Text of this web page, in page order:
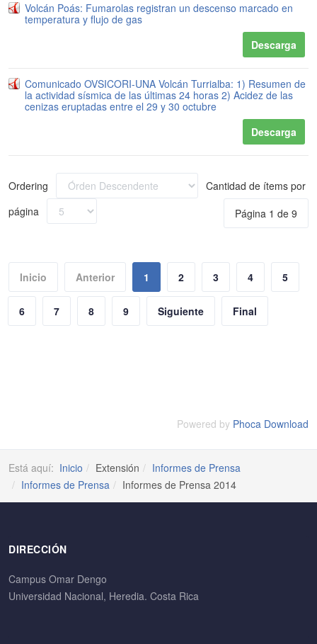
Volcán Poás: Fumarolas registran un descenso marcado en
temperatura y flujo de gas
Descarga
Comunicado OVSICORI-UNA Volcán Turrialba: 1) Resumen de
la actividad sísmica de las últimas 24 horas 2) Acidez de las
cenizas eruptadas entre el 29 y 30 octubre
Descarga
Ordering
Cantidad de ítems por
página
Página 1 de 9
Inicio Anterior 1 2 3 4 5
6 7 8 9 Siguiente Final
Powered by Phoca Download
Está aquí: Inicio Extensión
Informes de Prensa
Informes de Prensa
Informes de Prensa 2014
DIRECCIÓN
Campus Omar Dengo
Universidad Nacional, Heredia. Costa Rica